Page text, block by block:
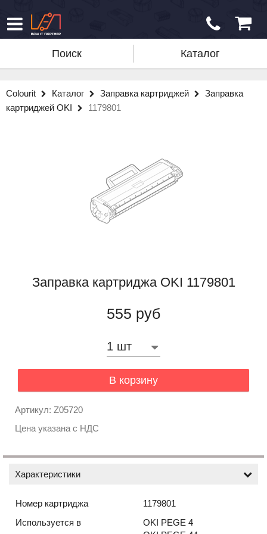
Поиск Каталог
Colourit Каталог Заправка картриджей
Заправка
картриджей OKI
1179801
Заправка картриджа OKI 1179801
555 руб
В корзину
Артикул: Z05720
Цена указана с НДС
Характеристики
Номер картриджа
1179801
Используется в
OKI PEGE 4